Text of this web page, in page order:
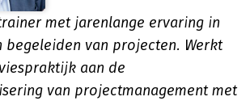
met jarenlange ervaring in
begeleiden van projecten. Werkt
aan de
van projectmanagement met